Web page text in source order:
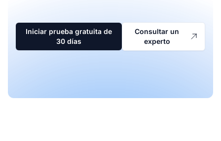
Iniciar prueba gratuita de
30 días
Consultar un
experto